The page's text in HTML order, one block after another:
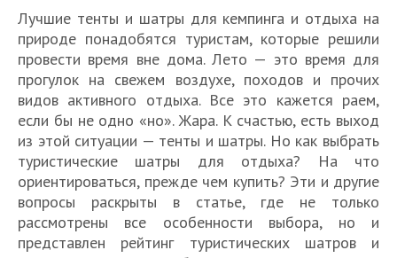
Лучшие тенты и шатры для кемпинга и отдыха на
природе понадобятся туристам, которые решили
провести время вне дома. Лето — это время для
прогулок на свежем воздухе, походов и прочих
видов активного отдыха. Все это кажется раем,
если бы не одно «но». Жара. К счастью, есть выход
из этой ситуации — тенты и шатры. Но как выбрать
туристические шатры для отдыха? На что
ориентироваться, прежде чем купить? Эти и другие
вопросы раскрыты в статье, где не только
рассмотрены все особенности выбора, но и
представлен рейтинг туристических шатров и